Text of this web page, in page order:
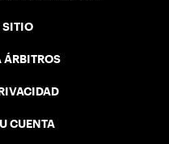
SITIO
ÁRBITROS
CUENTA